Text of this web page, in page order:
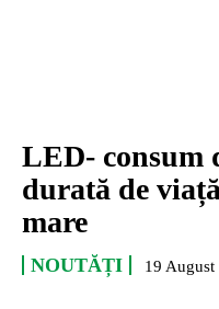
LED- consum
durată de
mare
NOUTĂȚI 19 August